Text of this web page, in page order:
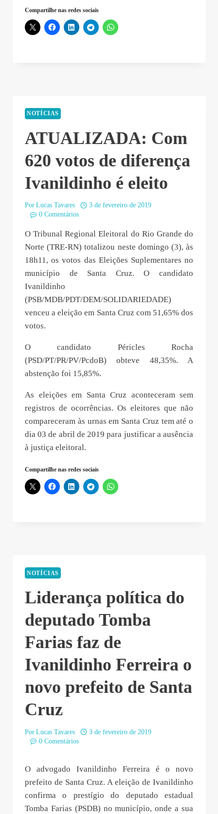
Compartilhe nas redes sociais
NOTÍCIAS
ATUALIZADA: Com
620 votos de diferença
Ivanildinho é eleito
Por Lucas Tavares
3 de fevereiro de 2019
0 Comentários
O Tribunal Regional Eleitoral do Rio Grande do
Norte (TRE-RN) totalizou neste domingo (3), às
18h11, os votos das Eleições Suplementares no
município de Santa Cruz. O candidato
Ivanildinho
(PSB/MDB/PDT/DEM/SOLIDARIEDADE)
venceu a eleição em Santa Cruz com 51,65% dos
votos.
O candidato Péricles Rocha
(PSD/PT/PR/PV/PcdoB) obteve 48,35%. A
abstenção foi 15,85%.
As eleições em Santa Cruz aconteceram sem
registros de ocorrências. Os eleitores que não
compareceram às urnas em Santa Cruz tem até o
dia 03 de abril de 2019 para justificar a ausência
à justiça eleitoral.
Compartilhe nas redes sociais
NOTÍCIAS
Liderança política do
deputado Tomba
Farias faz de
Ivanildinho Ferreira o
novo prefeito de Santa
Cruz
Por Lucas Tavares
3 de fevereiro de 2019
0 Comentários
O advogado Ivanildinho Ferreira é o novo
prefeito de Santa Cruz. A eleição de Ivanildinho
confirma o prestígio do deputado estadual
Tomba Farias (PSDB) no município, onde a sua